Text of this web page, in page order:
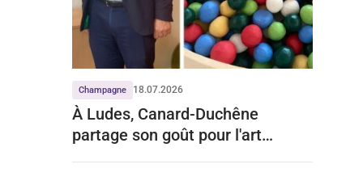
Champagne 18.07.2026
À Ludes, Canard-Duchêne
partage son goût pour l'art